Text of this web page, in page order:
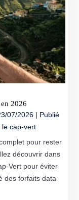
2026
07/2026 | Publié
le cap-vert
pour rester
découvrir dans
Vert pour éviter
des forfaits data